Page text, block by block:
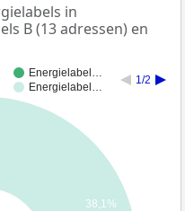
in
B (13 adressen) en
Energielabel…
Energielabel…
1/2
38,1%